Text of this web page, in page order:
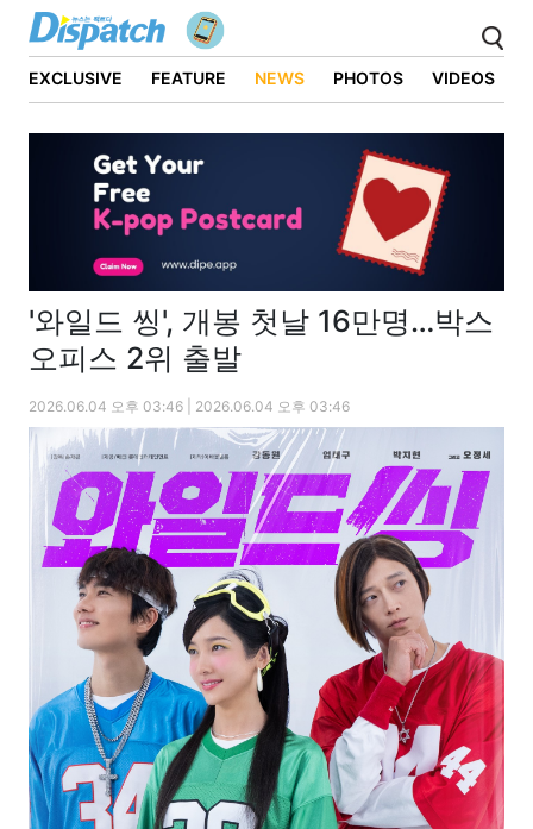
EXCLUSIVE FEATURE NEWS PHOTOS VIDEOS
'와일드 씽', 개봉 첫날 16만명…박스
오피스 2위 출발
2026.06.04 오후 03:46 | 2026.06.04 오후 03:46